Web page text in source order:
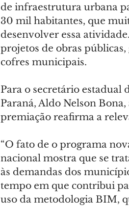
de infraestrutura urbana
30 mil habitantes, que
desenvolver essa
projetos de obras
cofres municipais.
Para o secretário estadual
Paraná, Aldo Nelson
premiação reafirma a
“O fato de o programa
nacional mostra que se
às demandas dos
tempo em que contribui
uso da metodologia BIM,